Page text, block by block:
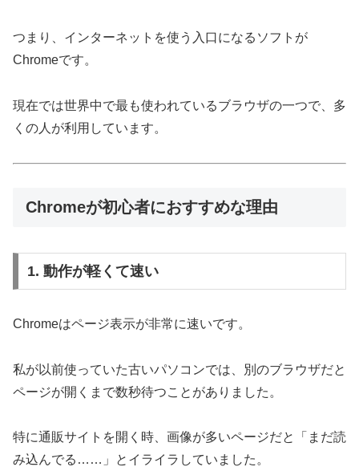
つまり、インターネットを使う入口になるソフトが
Chromeです。
現在では世界中で最も使われているブラウザの一つで、多
くの人が利用しています。
Chromeが初心者におすすめな理由
1. 動作が軽くて速い
Chromeはページ表示が非常に速いです。
私が以前使っていた古いパソコンでは、別のブラウザだと
ページが開くまで数秒待つことがありました。
特に通販サイトを開く時、画像が多いページだと「まだ読
み込んでる……」とイライラしていました。